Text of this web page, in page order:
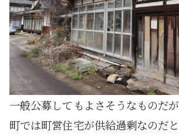
一般公募してもよさそうなものだ
町では町営住宅が供給過剰なのだ